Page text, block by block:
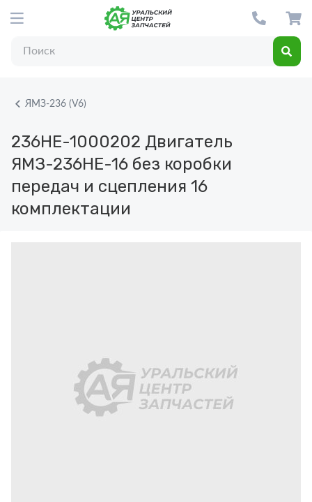
ЯМЗ-236 (V6)
236НЕ-1000202 Двигатель
ЯМЗ-236НЕ-16 без коробки
передач и сцепления 16
комплектации